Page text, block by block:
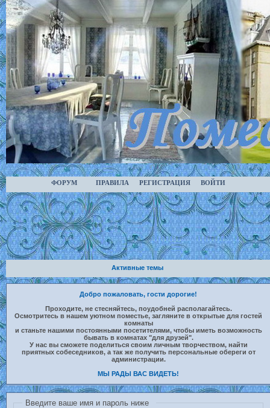
ФОРУМ ПРАВИЛА РЕГИСТРАЦИЯ ВОЙТИ
Активные темы
Добро пожаловать, гости дорогие!
Проходите, не стесняйтесь, поудобней располагайтесь.
Осмотритесь в нашем уютном поместье, загляните в открытые для гостей
комнаты
и станьте нашими постоянными посетителями, чтобы иметь возможность
бывать в комнатах "для друзей".
У нас вы сможете поделиться своим личным творчеством, найти
приятных собеседников, а так же получить персональные обереги от
администрации.
МЫ РАДЫ ВАС ВИДЕТЬ!
Введите ваше имя и пароль ниже